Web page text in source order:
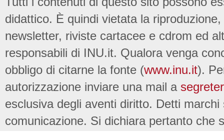
didattico. È quindi vietata la
newsletter, riviste cartacee e cdrom ed
responsabili di INU.it. Qualora venga
obbligo di citarne la fonte (www.inu.it).
autorizzazione inviare una mail a
esclusiva degli aventi diritto. Detti
comunicazione. Si dichiara pertanto che